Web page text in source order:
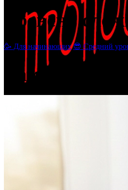
Уровень
🥳 Для начинающих 😎 Средний
Вам может